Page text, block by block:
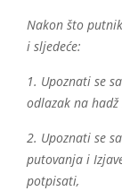
Nakon što
i sljedeće:
1. Upoznati se
odlazak na
2. Upoznati se
putovanja i
potpisati,